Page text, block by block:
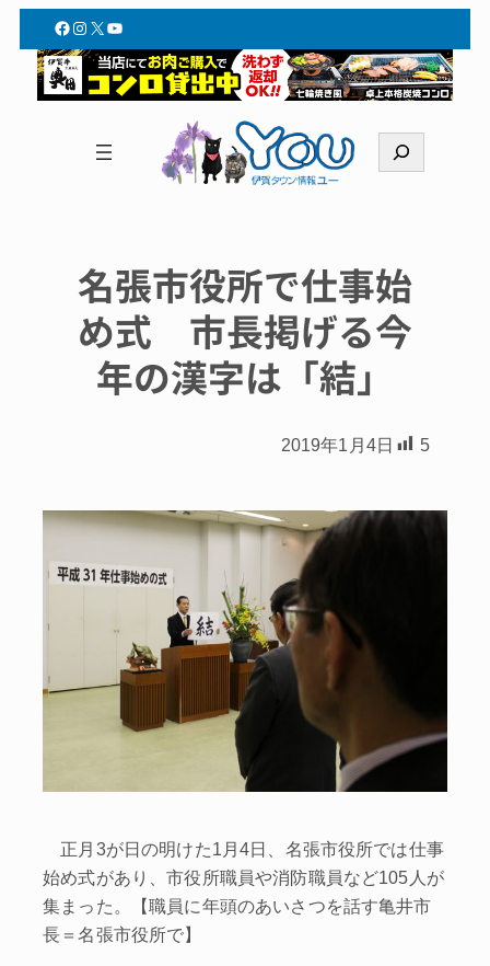
Facebook
Instagram
X YouTube
索
名張市役所で仕事始
め式 市長掲げる今
年の漢字は「結」
2019年1月4日 5
正月3が日の明けた1月4日、名張市役所では仕事
始め式があり、市役所職員や消防職員など105人が
集まった。【職員に年頭のあいさつを話す亀井市
長＝名張市役所で】